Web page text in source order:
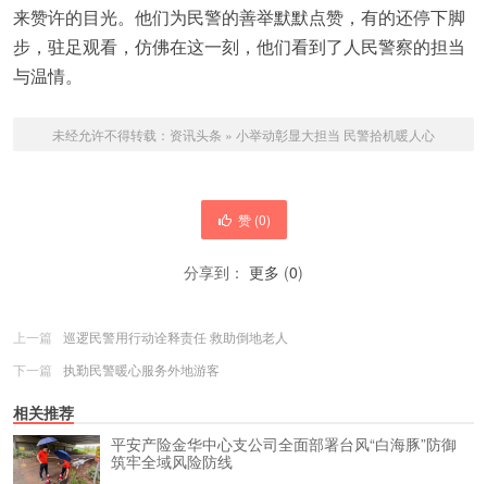
来赞许的目光。他们为民警的善举默默点赞，有的还停下脚
步，驻足观看，仿佛在这一刻，他们看到了人民警察的担当
与温情。
未经允许不得转载： 资讯头条 » 小举动彰显大担当 民警拾机暖人心
赞 (0)
分享到： 更多 (0)
上一篇
巡逻民警用行动诠释责任 救助倒地老人
下一篇
执勤民警暖心服务外地游客
相关推荐
平安产险金华中心支公司全面部署台风“白海豚”防御
筑牢全域风险防线